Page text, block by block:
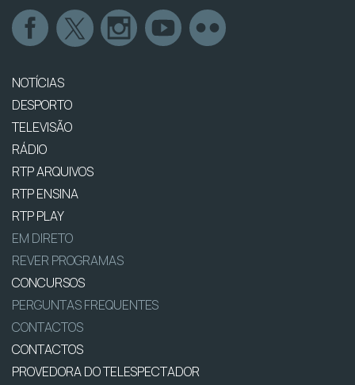
NOTÍCIAS
DESPORTO
TELEVISÃO
RÁDIO
RTP ARQUIVOS
RTP ENSINA
RTP PLAY
EM DIRETO
REVER PROGRAMAS
CONCURSOS
PERGUNTAS FREQUENTES
CONTACTOS
CONTACTOS
PROVEDORA DO TELESPECTADOR